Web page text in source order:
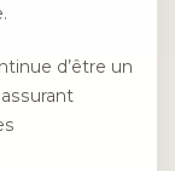
d’être un